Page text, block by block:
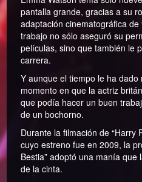
pantalla grande, gracias a su
adaptación cinematográfica de
trabajo no sólo aseguró su
películas, sino que también le
carrera.
Y aunque el tiempo le ha
momento en que la actriz
que podía hacer un buen
de un bochorno.
Durante la filmación de “Harry
cuyo estreno fue en 2009, la
Bestia” adoptó una manía
de la cinta.